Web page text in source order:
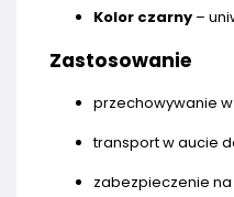
Kolor czarny –
Zastosowanie
przechowywanie
transport w aucie
zabezpieczenie